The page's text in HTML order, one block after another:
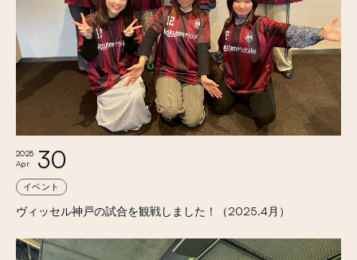
ヴィッセル神戸の試合を観戦しました！（2025.4月）
2025
Apr
30
イベント